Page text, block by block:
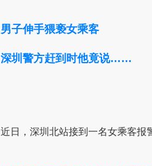
男子伸手猥亵女乘客
深圳警方赶到时他竟说……
近日，深圳北站接到一名女乘客报